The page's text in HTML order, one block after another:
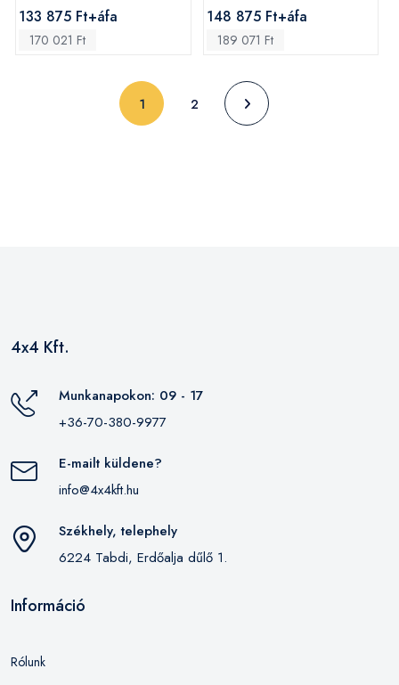
133 875 Ft+áfa
170 021 Ft
148 875 Ft+áfa
189 071 Ft
1(current)2
4x4 Kft.
Munkanapokon: 09 - 17
+36-70-380-9977
E-mailt küldene?
info@4x4kft.hu
Székhely, telephely
6224 Tabdi, Erdőalja dűlő 1.
Információ
Rólunk